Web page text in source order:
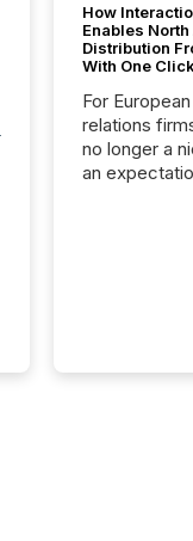
How
Enables
Distribution
With One Click
For
relations
no longer a
an